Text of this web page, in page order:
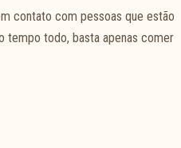
contato com pessoas que estão
tempo todo, basta apenas comer